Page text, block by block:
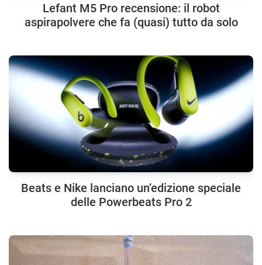
Lefant M5 Pro recensione: il robot
aspirapolvere che fa (quasi) tutto da solo
Beats e Nike lanciano un’edizione speciale
delle Powerbeats Pro 2